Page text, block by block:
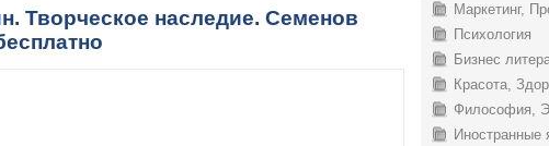
Творческое наследие. Семенов
Маркетинг,
Психология
Бизнес
Красота,
Философия,
Иностранные